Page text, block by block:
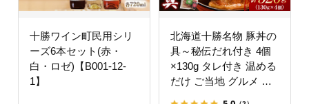
十勝ワイン町民用シリ
ーズ6本セット(赤・
白・ロゼ)【B001-12-
1】
北海道十勝名物 豚丼の
具～秘伝だれ付き 4個
×130g タレ付き 温める
だけ ご当地 グルメ お